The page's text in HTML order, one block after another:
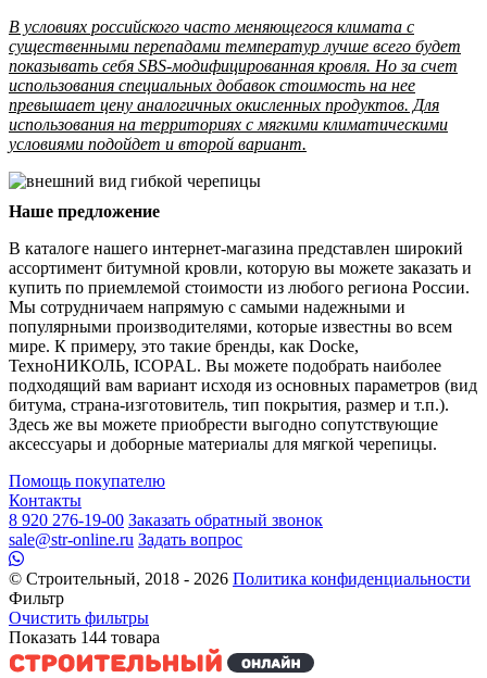
В условиях российского часто меняющегося климата с
существенными перепадами температур лучше всего будет
показывать себя SBS-модифицированная кровля. Но за счет
использования специальных добавок стоимость на нее
превышает цену аналогичных окисленных продуктов. Для
использования на территориях с мягкими климатическими
условиями подойдет и второй вариант.
Наше предложение
В каталоге нашего интернет-магазина представлен широкий
ассортимент битумной кровли, которую вы можете заказать и
купить по приемлемой стоимости из любого региона России.
Мы сотрудничаем напрямую с самыми надежными и
популярными производителями, которые известны во всем
мире. К примеру, это такие бренды, как Docke,
ТехноНИКОЛЬ, ICOPAL. Вы можете подобрать наиболее
подходящий вам вариант исходя из основных параметров (вид
битума, страна-изготовитель, тип покрытия, размер и т.п.).
Здесь же вы можете приобрести выгодно сопутствующие
аксессуары и доборные материалы для мягкой черепицы.
Помощь покупателю
Контакты
8 920 276-19-00 Заказать обратный звонок
sale@str-online.ru Задать вопрос
© Строительный, 2018 - 2026 Политика конфиденциальности
Фильтр
Очистить фильтры
Показать 144 товара